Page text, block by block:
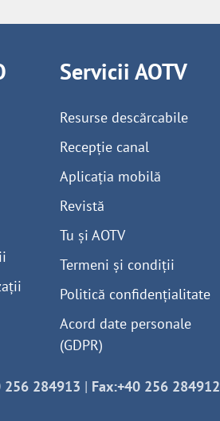
Servicii AOTV
Resurse descărcabile
Recepție canal
Aplicația mobilă
Revistă
Tu și AOTV
Termeni și condiții
Politică confidențialitate
Acord date personale
(GDPR)
256 284913 | Fax:+40 256 284912